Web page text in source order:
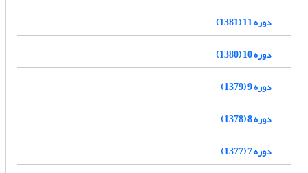
دوره 11 (1381)
دوره 10 (1380)
دوره 9 (1379)
دوره 8 (1378)
دوره 7 (1377)